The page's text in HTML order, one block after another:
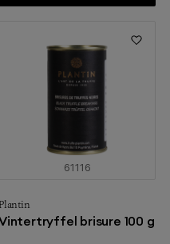
61116
brisure 100 g